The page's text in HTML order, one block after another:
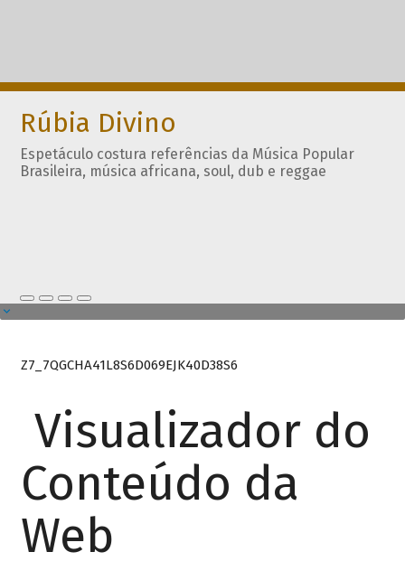
Rúbia Divino
Espetáculo costura referências da Música Popular
Brasileira, música africana, soul, dub e reggae
Z7_7QGCHA41L8S6D069EJK40D38S6
Visualizador do
Conteúdo da
Web